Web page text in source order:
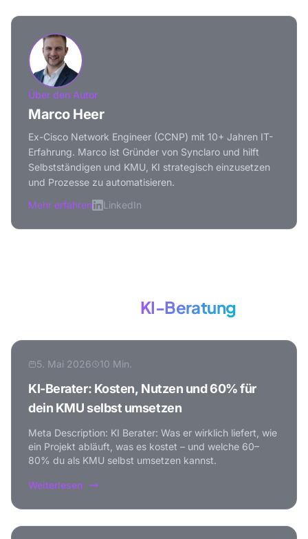
Über den Autor
Marco Heer
Ex-Cisco Network Engineer (CCNP) mit 10+ Jahren IT-
Erfahrung. Marco ist Gründer von Synclaro und hilft
Selbstständigen und KMU, KI strategisch einzusetzen
und Prozesse zu automatisieren.
Mehr erfahren
LinkedIn
KI-Beratung
5. Mai 2026 10 Min.
KI-Berater: Kosten, Nutzen und 60% für
dein KMU selbst umsetzen
Meta Description: KI Berater: Was er wirklich liefert, wie
ein Projekt abläuft, was es kostet – und welche 60–
80% du als KMU selbst umsetzen kannst.
Weiterlesen